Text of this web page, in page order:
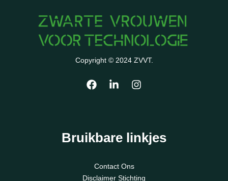
Copyright © 2024 ZVVT.
Bruikbare linkjes
Contact Ons
Disclaimer Stichting